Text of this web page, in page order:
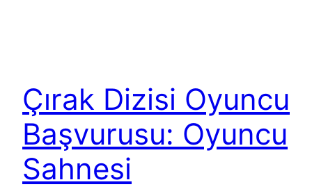
Çırak Dizisi Oyuncu
Başvurusu: Oyuncu
Sahnesi